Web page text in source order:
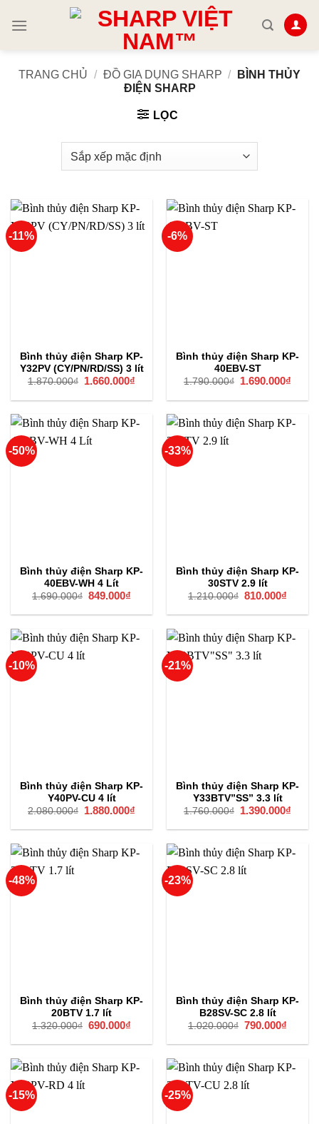
TRANG CHỦ / ĐỒ GIA DỤNG SHARP /
BÌNH THỦY
ĐIỆN SHARP
LỌC
-11%
Bình thủy điện Sharp KP-
Y32PV (CY/PN/RD/SS) 3 lít
1.870.000₫
Giá
là:
1.660.000₫
tại
1.660.000₫.
-6%
Bình thủy điện Sharp KP-
40EBV-ST
1.790.000₫
Giá
là:
1.690.000₫
tại
-50%
Bình thủy điện Sharp KP-
40EBV-WH 4 Lít
1.690.000₫ Giá
là:
849.000₫
tại
849.000₫.
-33%
Bình thủy điện Sharp KP-
30STV 2.9 lít
1.210.000₫ Giá
là:
810.000₫
tại
-10%
Bình thủy điện Sharp KP-
Y40PV-CU 4 lít
2.080.000₫
Giá
là:
1.880.000₫
tại
1.880.000₫.
-21%
Bình thủy điện Sharp KP-
Y33BTV”SS” 3.3 lít
1.760.000₫
Giá
là:
1.390.000₫
tại
-48%
Bình thủy điện Sharp KP-
20BTV 1.7 lít
1.320.000₫ Giá
là:
690.000₫
tại
690.000₫.
-23%
Bình thủy điện Sharp KP-
B28SV-SC 2.8 lít
1.020.000₫ Giá
là:
790.000₫
tại
-15% -25%